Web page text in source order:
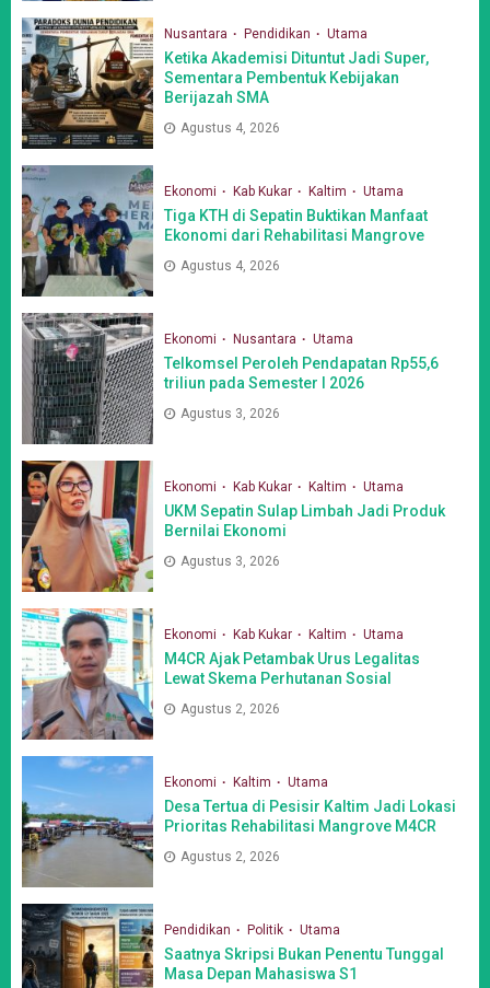
Nusantara Pendidikan Utama
Ketika Akademisi Dituntut Jadi Super,
Sementara Pembentuk Kebijakan
Berijazah SMA
Agustus 4, 2026
Ekonomi Kab Kukar Kaltim Utama
Tiga KTH di Sepatin Buktikan Manfaat
Ekonomi dari Rehabilitasi Mangrove
Agustus 4, 2026
Ekonomi Nusantara Utama
Telkomsel Peroleh Pendapatan Rp55,6
triliun pada Semester I 2026
Agustus 3, 2026
Ekonomi Kab Kukar Kaltim Utama
UKM Sepatin Sulap Limbah Jadi Produk
Bernilai Ekonomi
Agustus 3, 2026
Ekonomi Kab Kukar Kaltim Utama
M4CR Ajak Petambak Urus Legalitas
Lewat Skema Perhutanan Sosial
Agustus 2, 2026
Ekonomi Kaltim Utama
Desa Tertua di Pesisir Kaltim Jadi Lokasi
Prioritas Rehabilitasi Mangrove M4CR
Agustus 2, 2026
Pendidikan Politik Utama
Saatnya Skripsi Bukan Penentu Tunggal
Masa Depan Mahasiswa S1